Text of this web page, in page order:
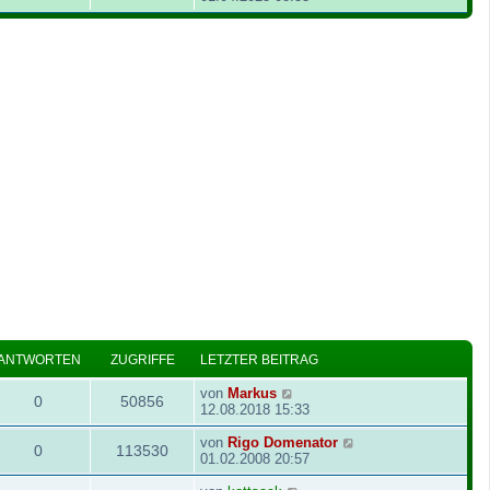
ZUGRIFFE LETZTER BEITRAG
0 50856 von Markus
12.08.2018 15:33
0 113530 von Rigo Domenator
01.02.2008 20:57